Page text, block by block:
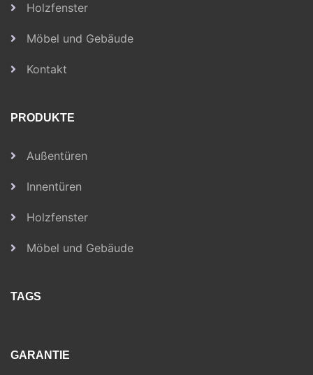
Holzfenster
Möbel und Gebäude
Kontakt
PRODUKTE
Außentüren
Innentüren
Holzfenster
Möbel und Gebäude
TAGS
GARANTIE